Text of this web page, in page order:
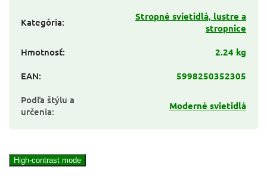
Kategória:
Stropné svietidlá, lustre a
stropnice
Hmotnosť:
2.24 kg
EAN:
5998250352305
Podľa štýlu a
určenia: Moderné svietidlá
High-contrast mode